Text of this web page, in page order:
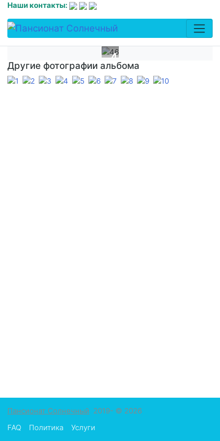
Наши контакты:
46
Другие фотографии альбома
Пансионат Солнечный 2019- © 2026
FAQ
Политика Услуги